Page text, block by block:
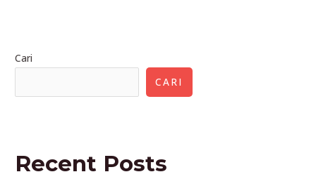
Terbaik
Bisnis!
Cari
CARI
Recent Posts